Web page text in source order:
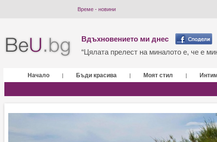
Време - новини
Вдъхновението ми днес
“Цялата прелест на миналото е, че е
Начало | Бъди красива | Моят стил |